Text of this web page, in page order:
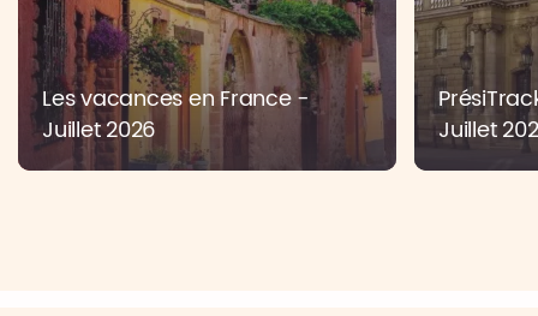
Les vacances en France -
Juillet 2026
Juillet